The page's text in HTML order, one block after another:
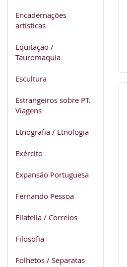
Encadernações
artísticas
Equitação /
Tauromaquia
Escultura
Estrangeiros sobre PT.
Viagens
Etnografia / Etnologia
Exército
Expansão Portuguesa
Fernando Pessoa
Filatelia / Correios
Filosofia
Folhetos / Separatas